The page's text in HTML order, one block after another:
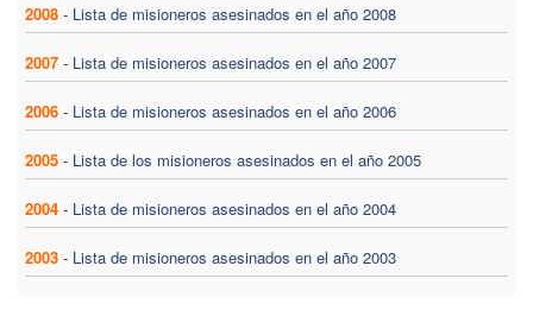
2008 - Lista de misioneros asesinados en el año 2008
2007 - Lista de misioneros asesinados en el año 2007
2006 - Lista de misioneros asesinados en el año 2006
2005 - Lista de los misioneros asesinados en el año 2005
2004 - Lista de misioneros asesinados en el año 2004
2003 - Lista de misioneros asesinados en el año 2003